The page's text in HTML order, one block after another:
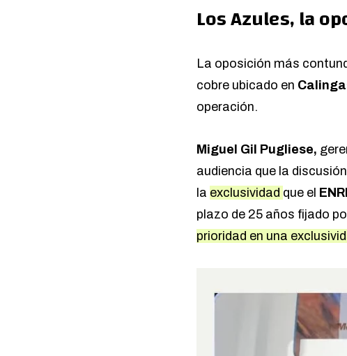
Los Azules, la
La oposición más
cobre ubicado en
operación.
Miguel Gil Pugliese,
audiencia que la
la exclusividad que el
plazo de 25 años fijado
prioridad en una